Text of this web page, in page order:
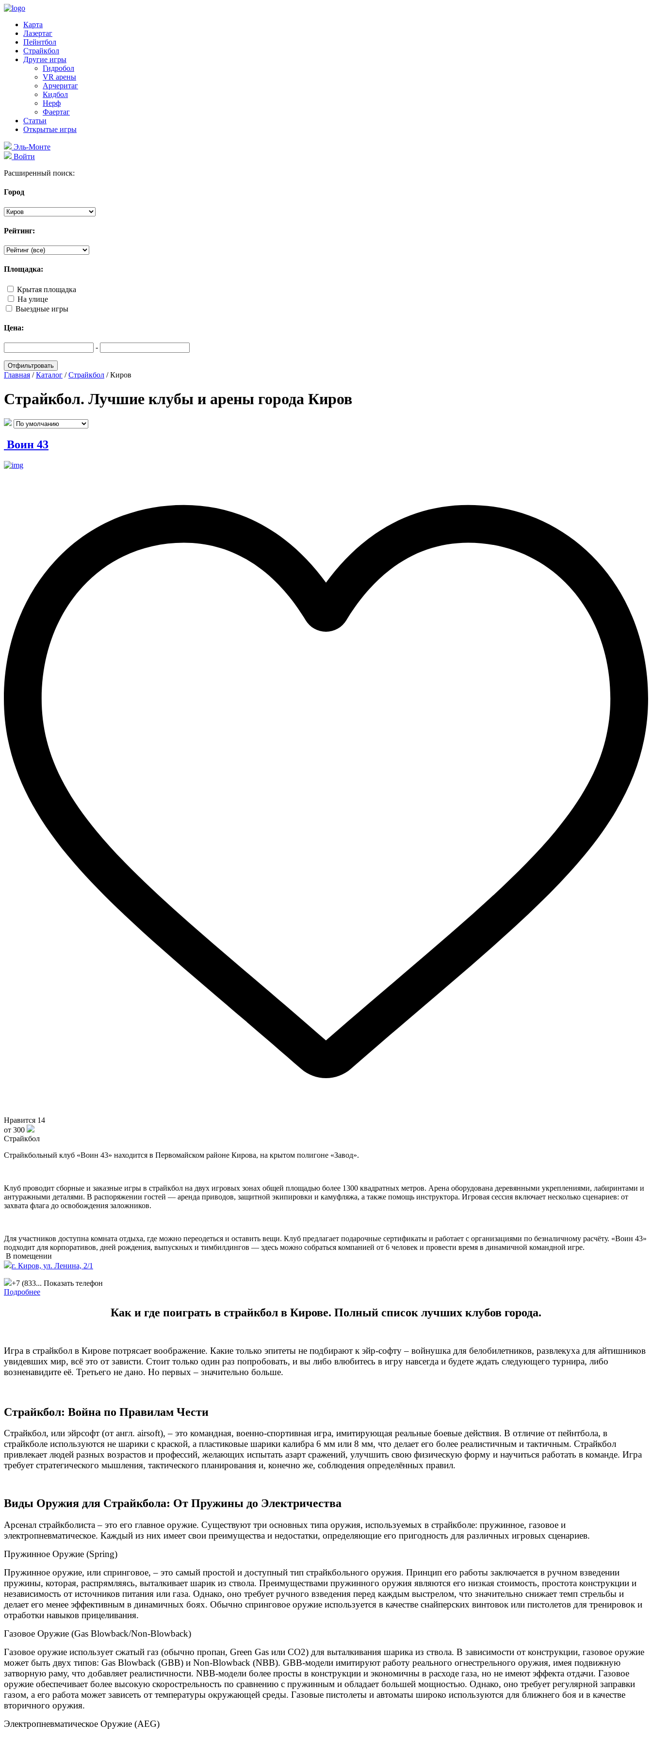
Карта
Лазертаг
Пейнтбол
Страйкбол
Другие игры
Гидробол
VR арены
Арчеритаг
Кидбол
Нерф
Фаертаг
Статьи
Открытые игры
Эль-Монте
Войти
Расширенный поиск:
Город
Рейтинг:
Площадка:
Крытая площадка
На улице
Выездные игры
Цена:
-
Главная /Каталог /Страйкбол /Киров
Страйкбол. Лучшие клубы и арены города Киров
Воин 43
Нравится 14
от 300
Страйкбол
Страйкбольный клуб «Воин 43» находится в Первомайском районе Кирова, на крытом полигоне «Завод».
Клуб проводит сборные и заказные игры в страйкбол на двух игровых зонах общей площадью более 1300 квадратных метров. Арена оборудована деревянными укреплениями, лабиринтами и
антуражными деталями. В распоряжении гостей — аренда приводов, защитной экипировки и камуфляжа, а также помощь инструктора. Игровая сессия включает несколько сценариев: от
захвата флага до освобождения заложников.
Для участников доступна комната отдыха, где можно переодеться и оставить вещи. Клуб предлагает подарочные сертификаты и работает с организациями по безналичному расчёту. «Воин 43»
подходит для корпоративов, дней рождения, выпускных и тимбилдингов — здесь можно собраться компанией от 6 человек и провести время в динамичной командной игре.
В помещении
г. Киров, ул. Ленина, 2/1
+7 (833... Показать телефон
Подробнее
Как и где поиграть в страйкбол в Кирове. Полный список лучших клубов города.
Игра в страйкбол в Кирове потрясает воображение. Какие только эпитеты не подбирают к эйр-софту – войнушка для белобилетников, развлекуха для айтишников
увидевших мир, всё это от зависти. Стоит только один раз попробовать, и вы либо влюбитесь в игру навсегда и будете ждать следующего турнира, либо
возненавидите её. Третьего не дано. Но первых – значительно больше.
Страйкбол: Война по Правилам Чести
Страйкбол, или эйрсофт (от англ. airsoft), – это командная, военно-спортивная игра, имитирующая реальные боевые действия. В отличие от пейнтбола, в
страйкболе используются не шарики с краской, а пластиковые шарики калибра 6 мм или 8 мм, что делает его более реалистичным и тактичным. Страйкбол
привлекает людей разных возрастов и профессий, желающих испытать азарт сражений, улучшить свою физическую форму и научиться работать в команде. Игра
требует стратегического мышления, тактического планирования и, конечно же, соблюдения определённых правил.
Виды Оружия для Страйкбола: От Пружины до Электричества
Арсенал страйкболиста – это его главное оружие. Существуют три основных типа оружия, используемых в страйкболе: пружинное, газовое и
электропневматическое. Каждый из них имеет свои преимущества и недостатки, определяющие его пригодность для различных игровых сценариев.
Пружинное Оружие (Spring)
Пружинное оружие, или спринговое, – это самый простой и доступный тип страйкбольного оружия. Принцип его работы заключается в ручном взведении
пружины, которая, распрямляясь, выталкивает шарик из ствола. Преимуществами пружинного оружия являются его низкая стоимость, простота конструкции и
независимость от источников питания или газа. Однако, оно требует ручного взведения перед каждым выстрелом, что значительно снижает темп стрельбы и
делает его менее эффективным в динамичных боях. Обычно спринговое оружие используется в качестве снайперских винтовок или пистолетов для тренировок и
отработки навыков прицеливания.
Газовое Оружие (Gas Blowback/Non-Blowback)
Газовое оружие использует сжатый газ (обычно пропан, Green Gas или CO2) для выталкивания шарика из ствола. В зависимости от конструкции, газовое оружие
может быть двух типов: Gas Blowback (GBB) и Non-Blowback (NBB). GBB-модели имитируют работу реального огнестрельного оружия, имея подвижную
затворную раму, что добавляет реалистичности. NBB-модели более просты в конструкции и экономичны в расходе газа, но не имеют эффекта отдачи. Газовое
оружие обеспечивает более высокую скорострельность по сравнению с пружинным и обладает большей мощностью. Однако, оно требует регулярной заправки
газом, а его работа может зависеть от температуры окружающей среды. Газовые пистолеты и автоматы широко используются для ближнего боя и в качестве
вторичного оружия.
Электропневматическое Оружие (AEG)